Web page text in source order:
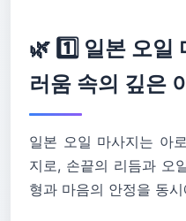
🌿 1️⃣ 일본 오일
러움 속의 깊은
일본 오일 마사지는 아
지로, 손끝의 리듬과 오
형과 마음의 안정을 동